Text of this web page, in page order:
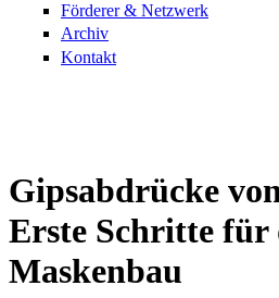
Förderer & Netzwerk
Archiv
Kontakt
Gipsabdrücke
Erste Schritte für
Maskenbau